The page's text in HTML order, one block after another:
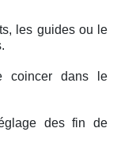
les guides ou le
coincer dans le
des fin de